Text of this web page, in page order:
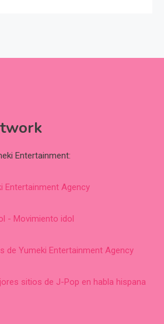
Entertainment:
Entertainment Agency
- Movimiento idol
de Yumeki Entertainment Agency
sitios de J-Pop en habla hispana